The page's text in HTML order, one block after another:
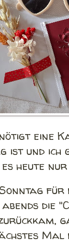
eine
ist und
es heute
die